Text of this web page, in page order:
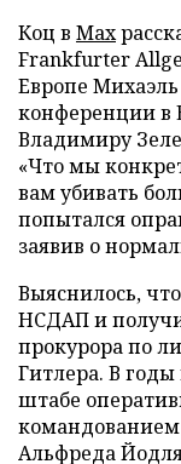
Коц в Мах
Frankfurter
Европе
конференции в
Владимиру
«Что мы
вам убивать
попытался
заявив о
Выяснилось,
НСДАП и
прокурора по
Гитлера. В
штабе
Альфреда